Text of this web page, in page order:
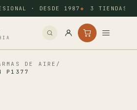
· DESDE 1987 3 TIENDAS:
DE AIRE /
P1377